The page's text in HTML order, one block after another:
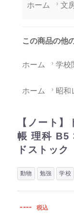
ホーム 文
この商品の他
ホーム 学校
ホーム 昭和
【ノート
帳 理科 B5
ドストック
動物 勉強 学校
---- 税込